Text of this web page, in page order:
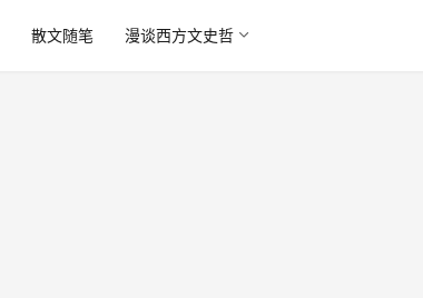
散文随笔 漫谈西方文史哲